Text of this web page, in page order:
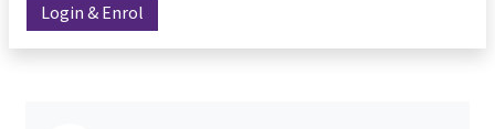
Login & Enrol